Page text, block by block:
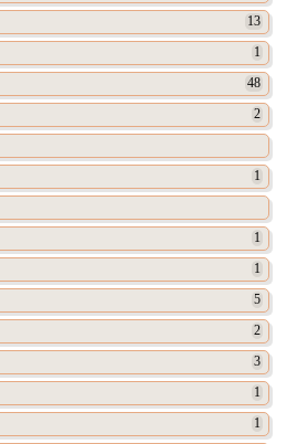
13
1
48
2
1
1
1
5
2
3
1
1